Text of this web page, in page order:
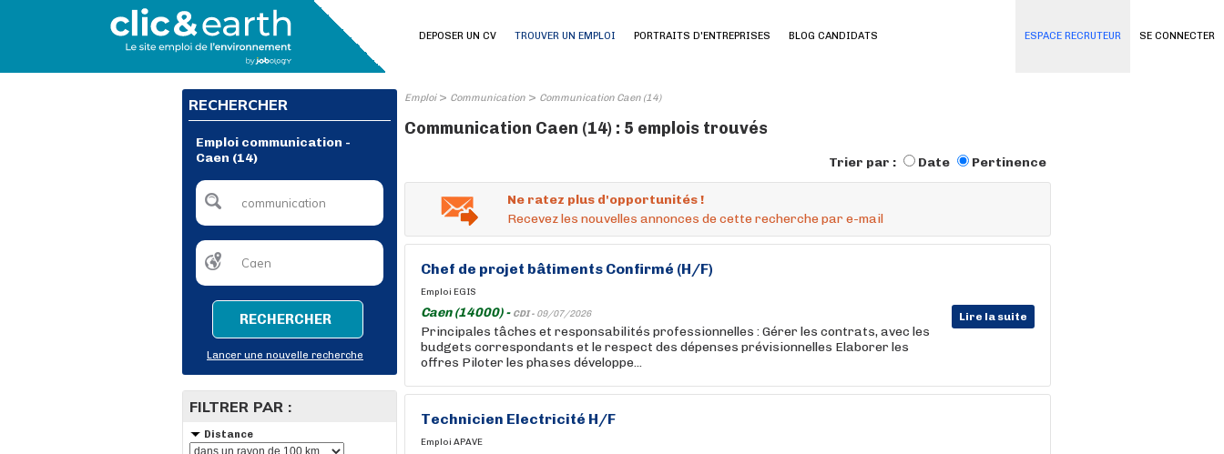
SE CONNECTER
DEPOSER UN CV TROUVER UN EMPLOI PORTRAITS D'ENTREPRISES BLOG CANDIDATS ESPACE RECRUTEUR
RECHERCHER
Emploi communication -
Caen (14)
RECHERCHER
Lancer une nouvelle recherche
FILTRER PAR :
Distance
Emploi> Communication > Communication Caen (14)
Communication Caen (14) : 5 emplois trouvés
Trier par : Date Pertinence
Ne ratez plus d'opportunités !
Recevez les nouvelles annonces de cette recherche par e-mail
Chef de projet bâtiments Confirmé (H/F)
Emploi EGIS
Caen (14000) - CDI - 09/07/2026 Lire la suite
Principales tâches et responsabilités professionnelles : Gérer les contrats, avec les
budgets correspondants et le respect des dépenses prévisionnelles Elaborer les
offres Piloter les phases développe...
Technicien Electricité H/F
Emploi APAVE